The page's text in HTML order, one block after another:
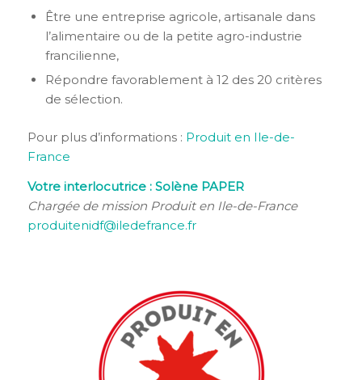
Être une entreprise agricole, artisanale dans
l’alimentaire ou de la petite agro-industrie
francilienne,
Répondre favorablement à 12 des 20 critères
de sélection.
Pour plus d’informations : Produit en Ile-de-
France
Votre interlocutrice : Solène PAPER
Chargée de mission Produit en Ile-de-France
produitenidf@iledefrance.fr